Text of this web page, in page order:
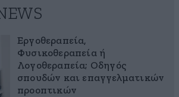
Εργοθεραπεία,
Φυσικοθεραπεία ή
Λογοθεραπεία; Οδηγός
σπουδών και επαγγελματικών
προοπτικών